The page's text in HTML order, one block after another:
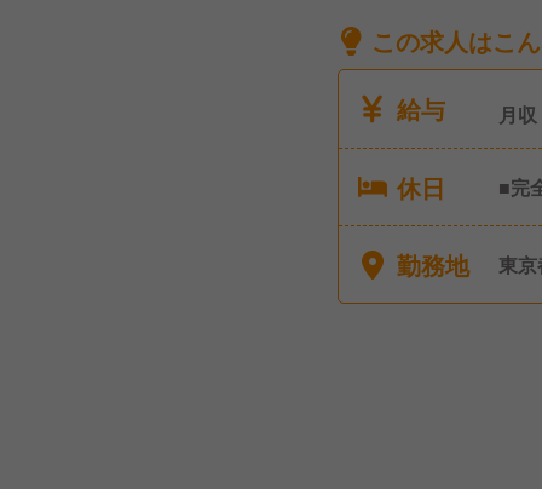
この求人はこ
給与
月収
休日
■完
勤務地 東